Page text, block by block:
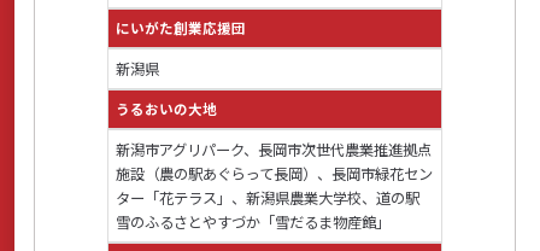
にいがた創業応援団
新潟県
うるおいの大地
新潟市アグリパーク、長岡市次世代農業推進拠点
施設（農の駅あぐらって長岡）、長岡市緑花セン
ター「花テラス」、新潟県農業大学校、道の駅
雪のふるさとやすづか「雪だるま物産館」